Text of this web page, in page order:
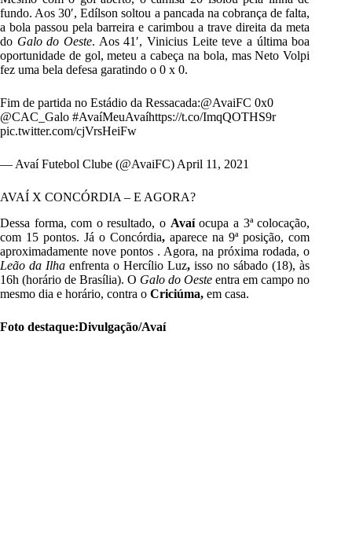
fundo. Aos 30′, Edílson soltou a pancada na cobrança de falta,
a bola passou pela barreira e carimbou a trave direita da meta
do Galo do Oeste. Aos 41′, Vinicius Leite teve a última boa
oportunidade de gol, meteu a cabeça na bola, mas Neto Volpi
fez uma bela defesa garatindo o 0 x 0.
Fim de partida no Estádio da Ressacada:@AvaiFC 0x0
@CAC_Galo #AvaíMeuAvaíhttps://t.co/ImqQOTHS9r
pic.twitter.com/cjVrsHeiFw
— Avaí Futebol Clube (@AvaiFC) April 11, 2021
AVAÍ X CONCÓRDIA – E AGORA?
Dessa forma, com o resultado, o Avaíocupa a 3ª colocação,
com 15 pontos. Já o Concórdia, aparece na 9ª posição, com
aproximadamente nove pontos . Agora, na próxima rodada, o
Leão da Ilha enfrenta o Hercílio Luz, isso no sábado (18), às
16h (horário de Brasília). O Galo do Oeste entra em campo no
mesmo dia e horário, contra o Criciúma, em casa.
Foto destaque:Divulgação/Avaí